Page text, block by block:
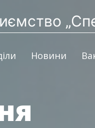
Новини